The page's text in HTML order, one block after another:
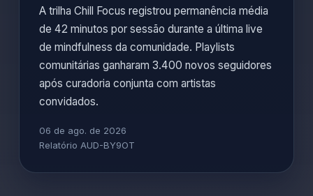
A trilha Chill Focus registrou permanência média
de 42 minutos por sessão durante a última live
de mindfulness da comunidade. Playlists
comunitárias ganharam 3.400 novos seguidores
após curadoria conjunta com artistas
convidados.
06 de ago. de 2026
Relatório AUD-BY9OT